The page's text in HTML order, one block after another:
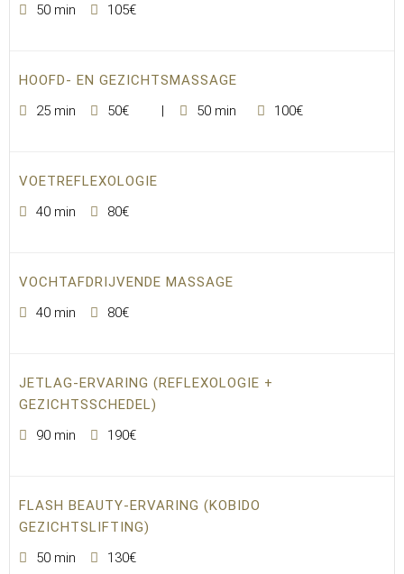
50 min
105€
HOOFD- EN GEZICHTSMASSAGE
25 min
50€ 50 min 100€
VOETREFLEXOLOGIE
40 min
80€
VOCHTAFDRIJVENDE MASSAGE
40 min
80€
JETLAG-ERVARING (REFLEXOLOGIE +
GEZICHTSSCHEDEL)
90 min
190€
FLASH BEAUTY-ERVARING (KOBIDO
GEZICHTSLIFTING)
50 min
130€